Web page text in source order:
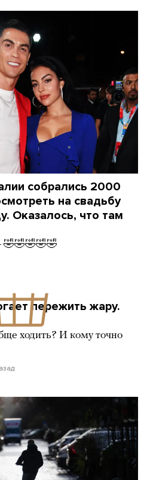
собрались 2000
на свадьбу
Оказалось, что там
🤣🤣🤣🤣🤣
пережить жару.
ходить? И кому точно